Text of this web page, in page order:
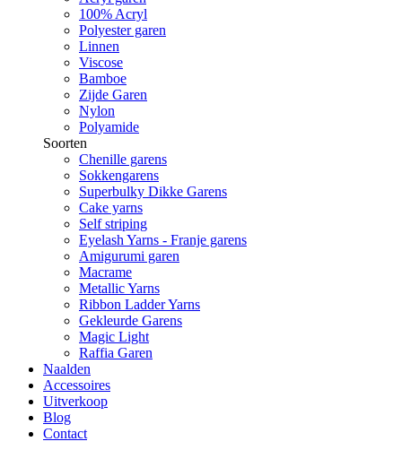
100% Acryl
Polyester garen
Linnen
Viscose
Bamboe
Zijde Garen
Nylon
Polyamide
Soorten
Chenille garens
Sokkengarens
Superbulky Dikke Garens
Cake yarns
Self striping
Eyelash Yarns - Franje garens
Amigurumi garen
Macrame
Metallic Yarns
Ribbon Ladder Yarns
Gekleurde Garens
Magic Light
Raffia Garen
Naalden
Accessoires
Uitverkoop
Blog
Contact